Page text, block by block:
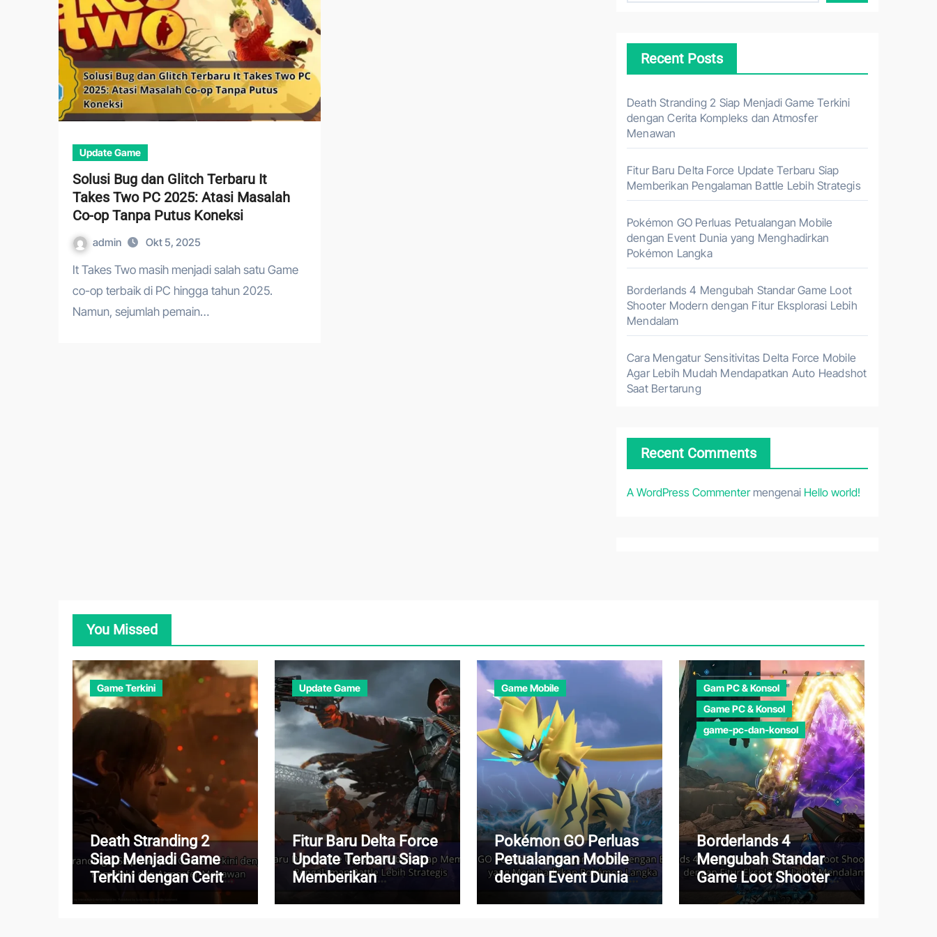
Update Game
Solusi Bug dan Glitch Terbaru It
Takes Two PC 2025: Atasi Masalah
Co-op Tanpa Putus Koneksi
admin Okt 5, 2025
It Takes Two masih menjadi salah satu Game
co-op terbaik di PC hingga tahun 2025.
Namun, sejumlah pemain…
Recent Posts
Death Stranding 2 Siap Menjadi Game Terkini
dengan Cerita Kompleks dan Atmosfer
Menawan
Fitur Baru Delta Force Update Terbaru Siap
Memberikan Pengalaman Battle Lebih Strategis
Pokémon GO Perluas Petualangan Mobile
dengan Event Dunia yang Menghadirkan
Pokémon Langka
Borderlands 4 Mengubah Standar Game Loot
Shooter Modern dengan Fitur Eksplorasi Lebih
Mendalam
Cara Mengatur Sensitivitas Delta Force Mobile
Agar Lebih Mudah Mendapatkan Auto Headshot
Saat Bertarung
Recent Comments
A WordPress Commentermengenai Hello world!
You Missed
Game Terkini
Death Stranding 2
Siap Menjadi Game
Terkini dengan Cerita
Update Game
Fitur Baru Delta Force
Update Terbaru Siap
Memberikan
Game Mobile
Pokémon GO Perluas
Petualangan Mobile
dengan Event Dunia
yang Menghadirkan
Gam PC & Konsol
Game PC & Konsol
game-pc-dan-konsol
Borderlands 4
Mengubah Standar
Game Loot Shooter
Modern dengan Fitur